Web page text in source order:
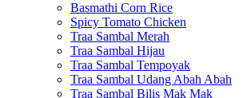
Basmathi Corn Rice
Spicy Tomato Chicken
Traa Sambal Merah
Traa Sambal Hijau
Traa Sambal Tempoyak
Traa Sambal Udang Abah Abah
Traa Sambal Bilis Mak Mak